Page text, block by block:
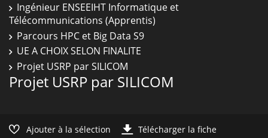
Ingénieur ENSEEIHT Informatique et
Télécommunications (Apprentis)
Parcours HPC et Big Data S9
UE A CHOIX SELON FINALITE
Projet USRP par SILICOM
Projet USRP par SILICOM
Ajouter à la sélection Télécharger la fiche